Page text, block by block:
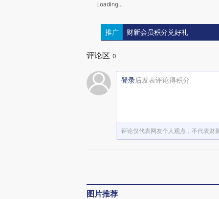
Loading...
推广 财新会员积分兑好礼
评论区 0
登录后发表评论得积分
评论仅代表网友个人观点，不代表财
图片推荐